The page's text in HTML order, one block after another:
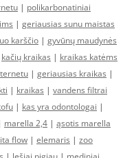
| polikarbonatiniai
| geriausias sunu maistas
karščio | gyvūnų maudynės
kačių kraikas | kraikas katėms
| geriausias kraikas |
| kraikas | vandens filtrai
| kas yra odontologai |
marella 2,4 | ąsotis marella
flow | elemaris | zoo